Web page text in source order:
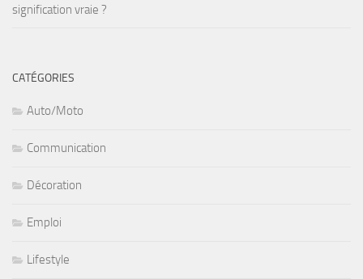
signification vraie ?
CATÉGORIES
Auto/Moto
Communication
Décoration
Emploi
Lifestyle